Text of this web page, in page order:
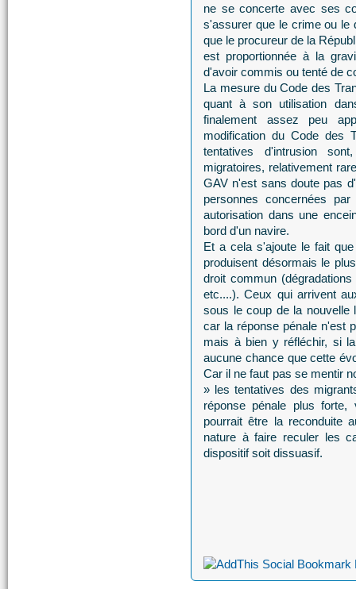
ne se concerte avec ses
s'assurer que le crime ou le
que le procureur de la
est proportionnée à la
d'avoir commis ou tenté de
La mesure du Code des
quant à son utilisation
finalement assez peu
modification du Code des
tentatives d'intrusion
migratoires, relativement
GAV n'est sans doute pas
personnes concernées
autorisation dans une
bord d'un navire.
Et a cela s'ajoute le fait
produisent désormais le
droit commun
etc....). Ceux qui arrivent
sous le coup de la nouvelle
car la réponse pénale n'est
mais à bien y réfléchir, si
aucune chance que cette
Car il ne faut pas se mentir
» les tentatives des
réponse pénale plus forte,
pourrait être la reconduite
nature à faire reculer les
dispositif soit dissuasif.